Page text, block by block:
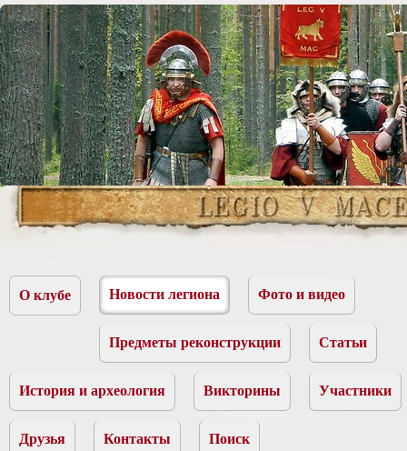
О клубе Новости легиона Фото и видео
Предметы реконструкции Статьи
История и археология Викторины Участники
Друзья Контакты Поиск